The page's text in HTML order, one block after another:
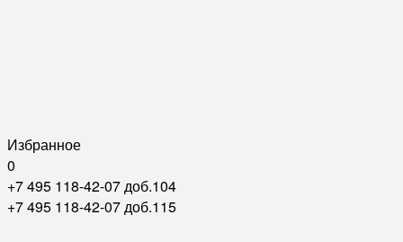
Избранное
0
+7 495 118-42-07 доб.104
+7 495 118-42-07 доб.115